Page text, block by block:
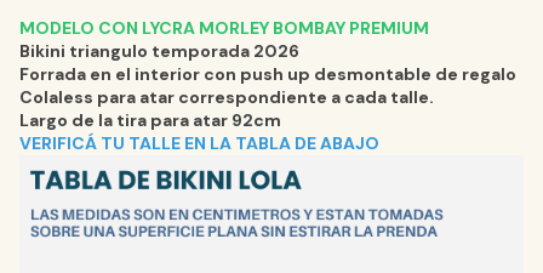
MODELO CON LYCRA MORLEY BOMBAY PREMIUM
Bikini triangulo temporada 2026
Forrada en el interior con push up desmontable de regalo
Colaless para atar correspondiente a cada talle.
Largo de la tira para atar 92cm
VERIFICÁ TU TALLE EN LA TABLA DE ABAJO